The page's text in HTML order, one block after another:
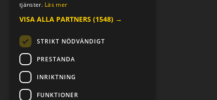
E-POST & TELEFON
verkstaden@mc-kompaniet.se
0500-44 01 00
Swish 123 226 1121
Kontantfri verksamhet
FÖLJ OSS
tjänster. Läs mer
VISA ALLA PARTNERS (1548) →
STRIKT NÖDVÄNDIGT
PRESTANDA
INRIKTNING
FUNKTIONER